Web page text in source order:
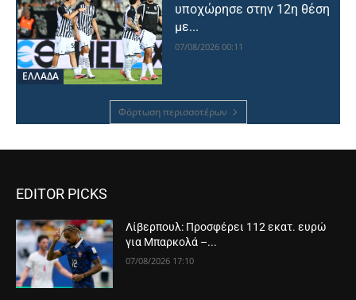
ΕΛΛΑΔΑ
υποχώρησε στην 12η θέση
με...
07/08/2026 00:11
Φόρτωση περισσοτέρων
EDITOR PICKS
Λίβερπουλ: Προσφέρει 112 εκατ. ευρώ
για Μπαρκολά –...
07/08/2026 17:10